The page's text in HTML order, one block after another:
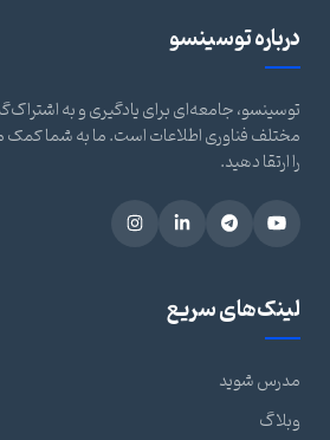
درباره توسینسو
توسینسو، جامعه‌ای برای یادگیری و به
مختلف فناوری اطلاعات است. ما به شما کمک
را ارتقا دهید.
لینک‌های سریع
مدرس شوید
وبلاگ